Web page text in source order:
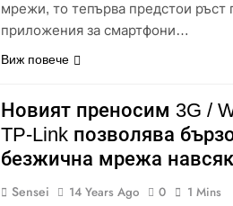
мрежи, то тепърва предстои ръст
приложения за смартфони…
Виж повече
Новият преносим 3G /
TP-Link позволява
безжична мрежа
Sensei 14 Years Ago 0 1 Mins